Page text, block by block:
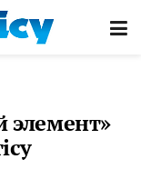
элемент»